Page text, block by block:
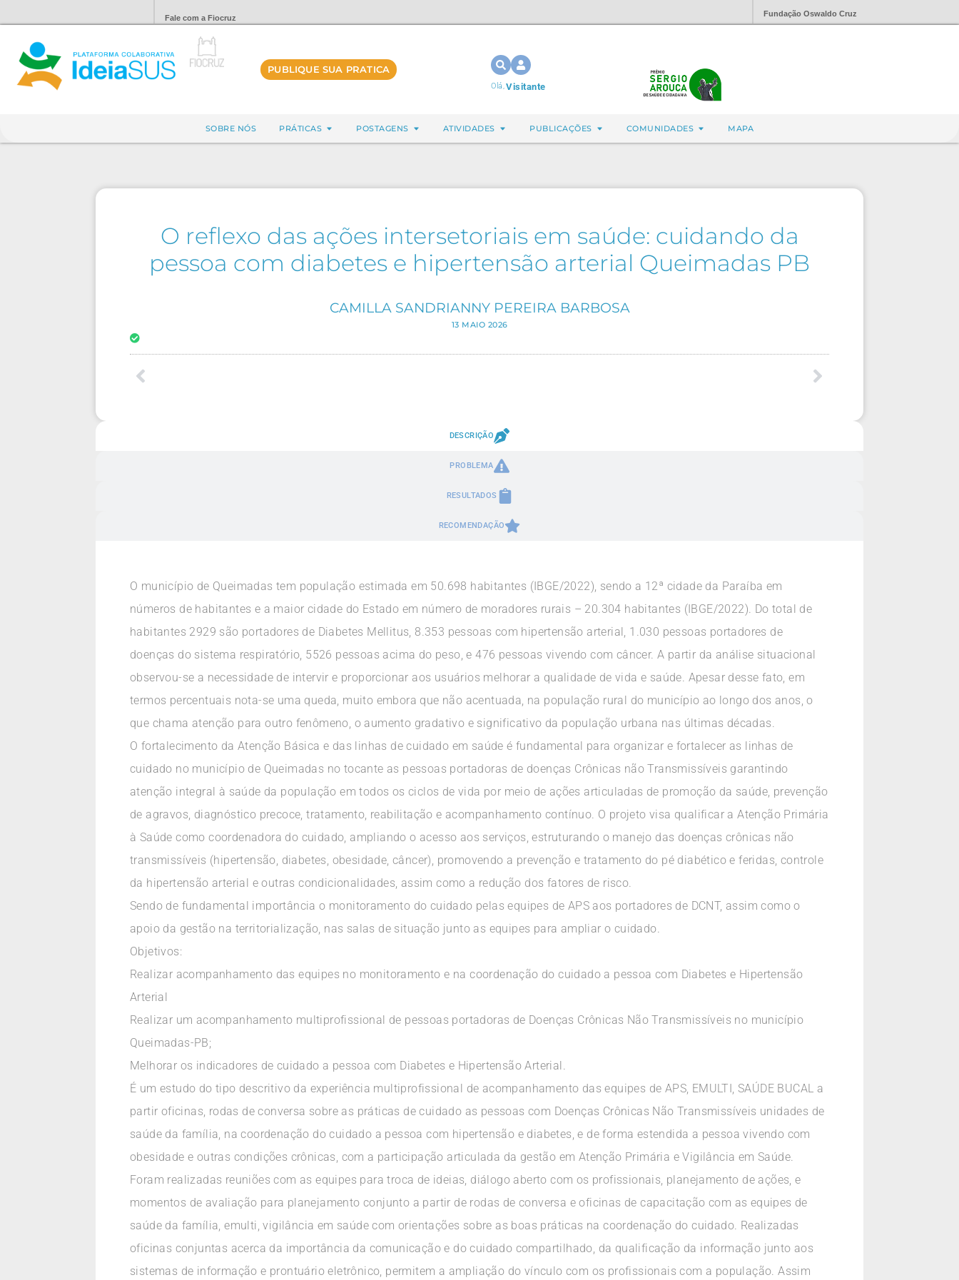
Fale com a Fiocruz Fundação Oswaldo Cruz
PUBLIQUE SUA PRATICA
Olá,Visitante
SOBRE NÓS PRÁTICAS POSTAGENS ATIVIDADES PUBLICAÇÕES COMUNIDADES MAPA
O reflexo das ações intersetoriais em saúde: cuidando da
pessoa com diabetes e hipertensão arterial Queimadas PB
CAMILLA SANDRIANNY PEREIRA BARBOSA
13 MAIO 2026
DESCRIÇÃO
PROBLEMA
RESULTADOS
RECOMENDAÇÃO
O município de Queimadas tem população estimada em 50.698 habitantes (IBGE/2022), sendo a 12ª cidade da Paraíba em
números de habitantes e a maior cidade do Estado em número de moradores rurais – 20.304 habitantes (IBGE/2022). Do total de
habitantes 2929 são portadores de Diabetes Mellitus, 8.353 pessoas com hipertensão arterial, 1.030 pessoas portadores de
doenças do sistema respiratório, 5526 pessoas acima do peso, e 476 pessoas vivendo com câncer. A partir da análise situacional
observou-se a necessidade de intervir e proporcionar aos usuários melhorar a qualidade de vida e saúde. Apesar desse fato, em
termos percentuais nota-se uma queda, muito embora que não acentuada, na população rural do município ao longo dos anos, o
que chama atenção para outro fenômeno, o aumento gradativo e significativo da população urbana nas últimas décadas.
O fortalecimento da Atenção Básica e das linhas de cuidado em saúde é fundamental para organizar e fortalecer as linhas de
cuidado no município de Queimadas no tocante as pessoas portadoras de doenças Crônicas não Transmissíveis garantindo
atenção integral à saúde da população em todos os ciclos de vida por meio de ações articuladas de promoção da saúde, prevenção
de agravos, diagnóstico precoce, tratamento, reabilitação e acompanhamento contínuo. O projeto visa qualificar a Atenção Primária
à Saúde como coordenadora do cuidado, ampliando o acesso aos serviços, estruturando o manejo das doenças crônicas não
transmissíveis (hipertensão, diabetes, obesidade, câncer), promovendo a prevenção e tratamento do pé diabético e feridas, controle
da hipertensão arterial e outras condicionalidades, assim como a redução dos fatores de risco.
Sendo de fundamental importância o monitoramento do cuidado pelas equipes de APS aos portadores de DCNT, assim como o
apoio da gestão na territorialização, nas salas de situação junto as equipes para ampliar o cuidado.
Objetivos:
Realizar acompanhamento das equipes no monitoramento e na coordenação do cuidado a pessoa com Diabetes e Hipertensão
Arterial
Realizar um acompanhamento multiprofissional de pessoas portadoras de Doenças Crônicas Não Transmissíveis no município
Queimadas-PB;
Melhorar os indicadores de cuidado a pessoa com Diabetes e Hipertensão Arterial.
É um estudo do tipo descritivo da experiência multiprofissional de acompanhamento das equipes de APS, EMULTI, SAÚDE BUCAL a
partir oficinas, rodas de conversa sobre as práticas de cuidado as pessoas com Doenças Crônicas Não Transmissíveis unidades de
saúde da família, na coordenação do cuidado a pessoa com hipertensão e diabetes, e de forma estendida a pessoa vivendo com
obesidade e outras condições crônicas, com a participação articulada da gestão em Atenção Primária e Vigilância em Saúde.
Foram realizadas reuniões com as equipes para troca de ideias, diálogo aberto com os profissionais, planejamento de ações, e
momentos de avaliação para planejamento conjunto a partir de rodas de conversa e oficinas de capacitação com as equipes de
saúde da família, emulti, vigilância em saúde com orientações sobre as boas práticas na coordenação do cuidado. Realizadas
oficinas conjuntas acerca da importância da comunicação e do cuidado compartilhado, da qualificação da informação junto aos
sistemas de informação e prontuário eletrônico, permitem a ampliação do vínculo com os profissionais com a população. Assim